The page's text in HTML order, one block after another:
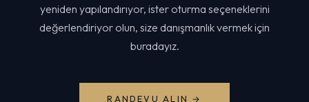
yeniden yapılandırıyor, ister oturma seçeneklerini
değerlendiriyor olun, size danışmanlık vermek için
buradayız.
RANDEVU ALIN →